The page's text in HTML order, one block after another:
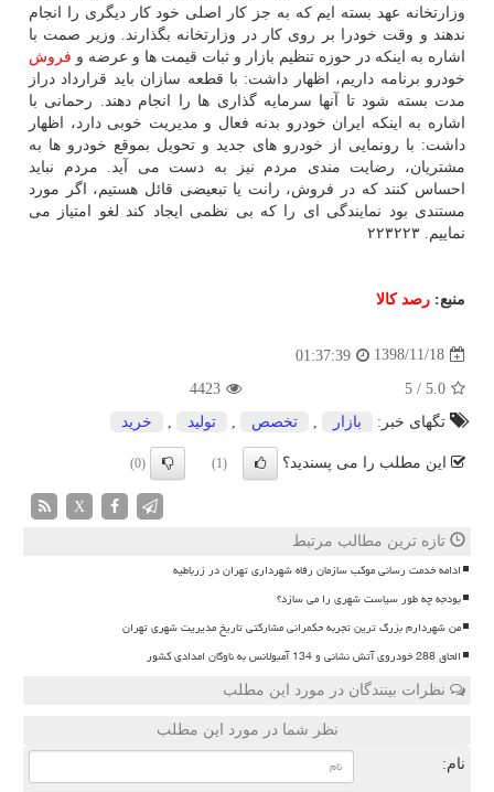
وزارتخانه عهد بسته ایم كه به جز كار اصلی خود كار دیگری را انجام
ندهند و وقت خودرا بر روی كار در وزارتخانه بگذارند. وزیر صمت با
اشاره به اینكه در حوزه تنظیم بازار و ثبات قیمت ها و عرضه و فروش
خودرو برنامه داریم، اظهار داشت: با قطعه سازان باید قرارداد دراز
مدت بسته شود تا آنها سرمایه گذاری ها را انجام دهند. رحمانی با
اشاره به اینكه ایران خودرو بدنه فعال و مدیریت خوبی دارد، اظهار
داشت: با رونمایی از خودرو های جدید و تحویل بموقع خودرو ها به
مشتریان، رضایت مندی مردم نیز به دست می آید. مردم نباید
احساس كنند كه در فروش، رانت یا تبعیضی قائل هستیم، اگر مورد
مستندی بود نمایندگی ای را كه بی نظمی ایجاد كند لغو امتیاز می
نماییم. ۲۲۳۲۲۳
منبع: رصد كالا
1398/11/18
01:37:39
5.0
/
5
4423
تگهای خبر:
بازار تخصص تولید خرید
این مطلب را می پسندید؟ (1)
(0)
X
تازه ترین مطالب مرتبط
ادامه خدمت رسانی موکب سازمان رفاه شهرداری تهران در زرباطیه
بودجه چه طور سیاست شهری را می سازد؟
من شهردارم بزرگ ترین تجربه حکمرانی مشارکتی تاریخ مدیریت شهری تهران
الحاق 288 خودروی آتش نشانی و 134 آمبولانس به ناوگان امدادی کشور
نظرات بینندگان در مورد این مطلب
نظر شما در مورد این مطلب
نام: